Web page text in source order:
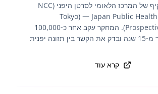
מחקר עוקבה מקיף של המרכז הלאומי לסרטן היפני (NCC
Tokyo) — Japan Public
Prospective Study (JPHC). המחקר עקב אחר כ-100,000
יפנים למשך יותר מ-15 שנה ובדק את הקשר בין תזונה יפנית
היצמדות גבוהה לתזונה יפנית מסורתית
קרא עוד